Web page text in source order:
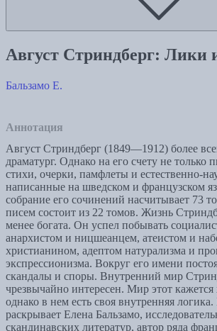
Август Стриндберг: Лики
Бальзамо Е.
Аннотация
Август Стриндберг (1849—1912) более
драматург. Однако на его счету не только
стихи, очерки, памфлеты и естественно-
написанные на шведском и французском
собрание его сочинений насчитывает 73
писем состоит из 22 томов. Жизнь
менее богата. Он успел побывать
анархистом и ницшеанцем, атеистом и
христианином, адептом натурализма и
экспрессионизма. Вокруг его имени
скандалы и споры. Внутренний мир
чрезвычайно интересен. Мир этот кажется
однако в нем есть своя внутренняя
раскрывает Елена Бальзамо,
скандинавских литератур, автор ряда